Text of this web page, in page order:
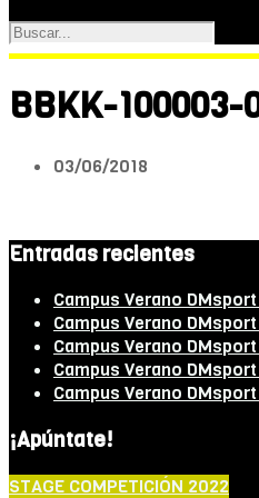
BBKK-100003-
03/06/2018
Entradas recientes
Campus Verano
Campus Verano
Campus Verano
Campus Verano
Campus Verano
¡Apúntate!
STAGE COMPETICIÓN 2022